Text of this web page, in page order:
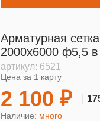
Арматурная
2000х6000 ф5,5
артикул: 6521
Цена за 1 карту
2 100 ₽
Наличие: много